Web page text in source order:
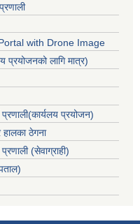
with Drone Image
प्रयोजनको लागि मात्र)
प्रयोजन)
ठेगना
(सेवाग्राही)